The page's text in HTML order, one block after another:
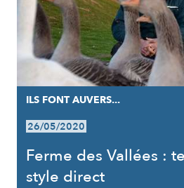
ILS FONT AUVERS...
26/05/2020
Ferme des Vallées :
style direct